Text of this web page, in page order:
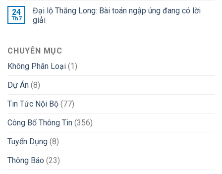
24
Th7
Đại lộ Thăng Long: Bài toán ngập úng đang có lời
giải
CHUYÊN MỤC
Không Phân Loại (1)
Dự Án (8)
Tin Tức Nội Bộ (77)
Công Bố Thông Tin (356)
Tuyển Dụng (8)
Thông Báo (23)